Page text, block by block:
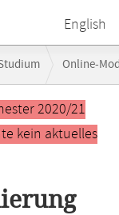
English
Online-
2020/21
kein aktuelles